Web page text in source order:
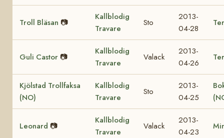
Troll Bläsan 📷
Kallblodig
Travare
Sto
2013-
04-28
Guli Castor 📷
Kallblodig
Travare
Valack
2013-
04-26
Kjölstad Trollfaksa
(NO)
Kallblodig
Travare
Sto
2013-
04-25
Leonard 📷
Kallblodig
Travare
Valack
2013-
04-23